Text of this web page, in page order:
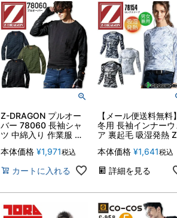
Z-DRAGON プルオー
バー 78060 長袖シャ
ツ 中綿入り 作業服 作
ゃれ 自重堂
本体価格 ¥1,971税込
カートに入れる
【メール便送料無料】
冬用 長袖インナーウ
ア 裏起毛 吸湿発熱
兼用 保温 消臭 抗菌 ス
トレッチ 防寒 スポー
ツ コンプレッション
作業服 作業着 2022-
2023【3L】
本体価格 ¥1,641税込
詳細を見る